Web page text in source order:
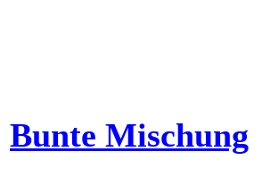
Bunte Mischung